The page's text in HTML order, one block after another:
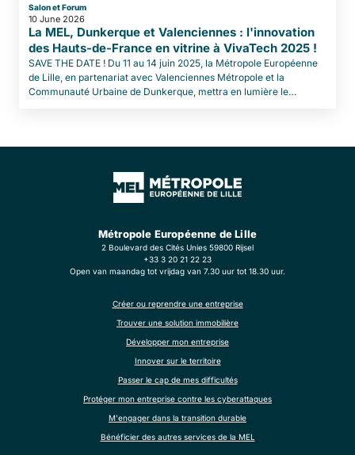
La MEL, Dunkerque et Valenciennes : l'innovation
des Hauts-de-France en vitrine à VivaTech 2025 !
SAVE THE DATE ! Du 11 au 14 juin 2025, la Métropole Européenne
de Lille, en partenariat avec Valenciennes Métropole et la
Communauté Urbaine de Dunkerque, mettra en lumière le
Salon et Forum
10 June 2026
Métropole Européenne de Lille
2 Boulevard des Cités Unies 59800 Rijsel
+33 3 20 21 22 23
Open van maandag tot vrijdag van 7.30 uur tot 18.30 uur.
Créer ou reprendre une entreprise
Trouver une solution immobilière
Développer mon entreprise
Innover sur le territoire
Passer le cap de mes difficultés
Protéger mon entreprise contre les cyberattaques
M'engager dans la transition durable
Bénéficier des autres services de la MEL